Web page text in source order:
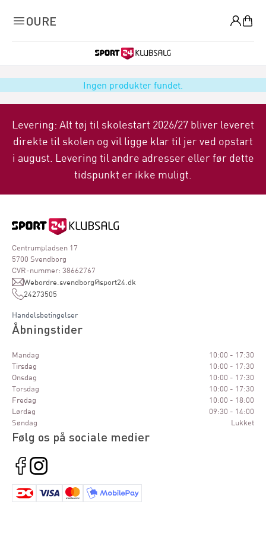
OURE
Ingen produkter fundet.
Levering: Alt tøj til skolestart 2026/27 bliver leveret
direkte til skolen og vil ligge klar til jer ved opstart
i august. Levering til andre adresser eller før dette
tidspunkt er ikke muligt.
Centrumpladsen 17
5700 Svendborg
CVR-nummer: 38662767
Webordre.svendborg@sport24.dk
24273505
Handelsbetingelser
Åbningstider
Mandag
10:00 - 17:30
Tirsdag
10:00 - 17:30
Onsdag
10:00 - 17:30
Torsdag
10:00 - 17:30
Fredag
10:00 - 18:00
Lørdag
09:30 - 14:00
Søndag
Lukket
Følg os på sociale medier